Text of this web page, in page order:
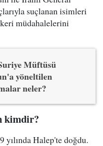
suçlanan isimleri
müdahalelerini
Müftüsü
yöneltilen
neler?
kimdir?
yılında Halep'te doğdu.